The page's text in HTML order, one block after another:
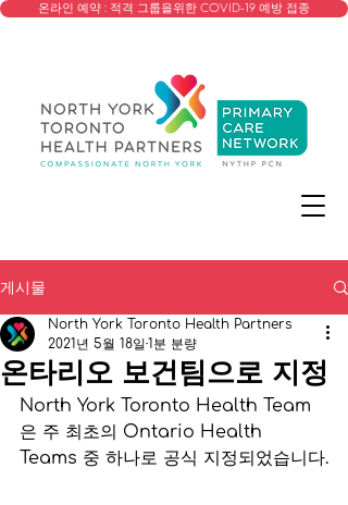
온라인 예약 : 적격 그룹을위한 COVID-19 예방 접종
게시물
온타리오 보건팀으로 지정
North York Toronto Health Partners
2021년 5월 18일 1분 분량
North York Toronto Health Team
은 주 최초의 Ontario Health
Teams 중 하나로 공식 지정되었습니다.